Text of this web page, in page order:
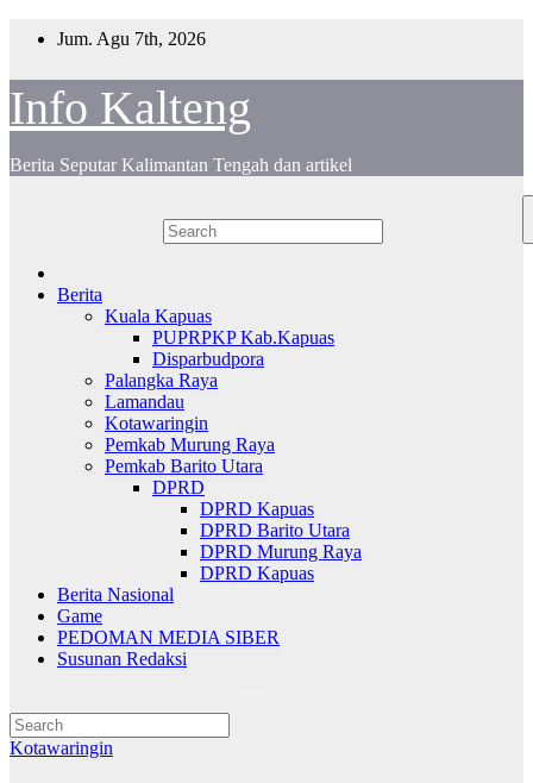
Jum. Agu 7th, 2026
Info Kalteng
Berita Seputar Kalimantan Tengah dan artikel
Berita
Kuala Kapuas
PUPRPKP Kab.Kapuas
Disparbudpora
Palangka Raya
Lamandau
Kotawaringin
Pemkab Murung Raya
Pemkab Barito Utara
DPRD
DPRD Kapuas
DPRD Barito Utara
DPRD Murung Raya
DPRD Kapuas
Berita Nasional
Game
PEDOMAN MEDIA SIBER
Susunan Redaksi
Kotawaringin